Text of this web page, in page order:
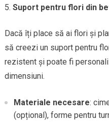
Suport pentru flori din
Dacă îți place să ai flori și
să creezi un suport pentru
rezistent și poate fi
dimensiuni.
Materiale necesare:
(opțional), forme pentru